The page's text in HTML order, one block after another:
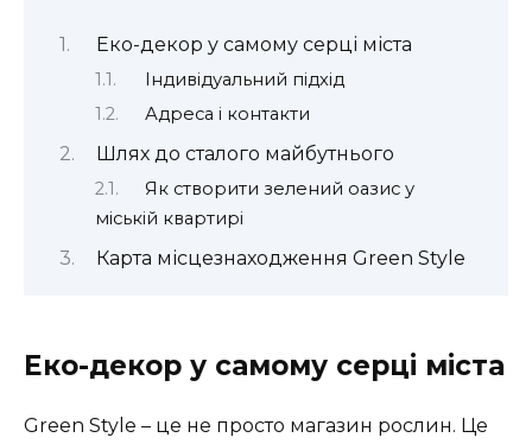
Еко-декор у самому серці міста
Індивідуальний підхід
Адреса і контакти
Шлях до сталого майбутнього
Як створити зелений оазис у
міській квартирі
Карта місцезнаходження Green Style
Еко-декор у самому серці міста
Green Style – це не просто магазин рослин. Це